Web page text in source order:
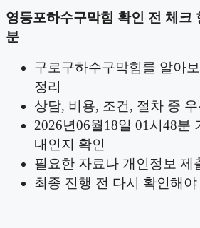
영등포하수구막힘 확인 전 체크
분
구로구하수구막힘를 알아
정리
상담, 비용, 조건, 절차 중
2026년06월18일 01시48분
내인지 확인
필요한 자료나 개인정보 제
최종 진행 전 다시 확인해야